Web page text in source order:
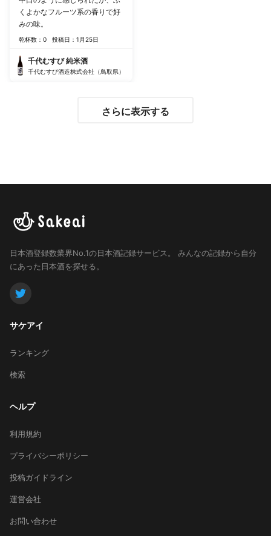
くよかなフルーツ系の香りで好
みの味。
乾杯数：0 投稿日：1月25日
千代むすび 純米酒
千代むすび酒造株式会社（鳥取県）
さらに表示する
日本酒登録数業界No.1の日本酒記録サービス。
みんなの記録から自分
にあった日本酒を探せる。
サケアイ
ランキング
検索
ヘルプ
利用規約
プライバシーポリシー
投稿ガイドライン
運営会社
お問い合わせ